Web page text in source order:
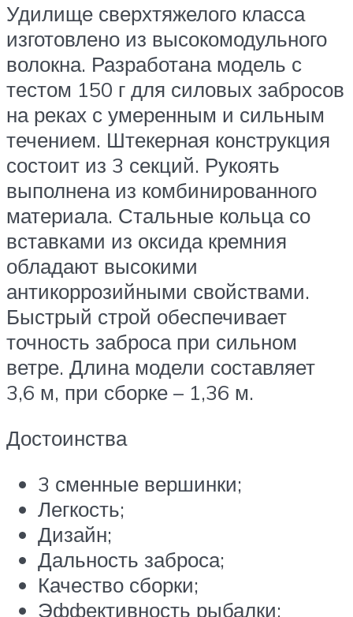
Удилище сверхтяжелого класса
изготовлено из высокомодульного
волокна. Разработана модель с
тестом 150 г для силовых забросов
на реках с умеренным и сильным
течением. Штекерная конструкция
состоит из 3 секций. Рукоять
выполнена из комбинированного
материала. Стальные кольца со
вставками из оксида кремния
обладают высокими
антикоррозийными свойствами.
Быстрый строй обеспечивает
точность заброса при сильном
ветре. Длина модели составляет
3,6 м, при сборке – 1,36 м.
Достоинства
3 сменные вершинки;
Легкость;
Дизайн;
Дальность заброса;
Качество сборки;
Эффективность рыбалки;